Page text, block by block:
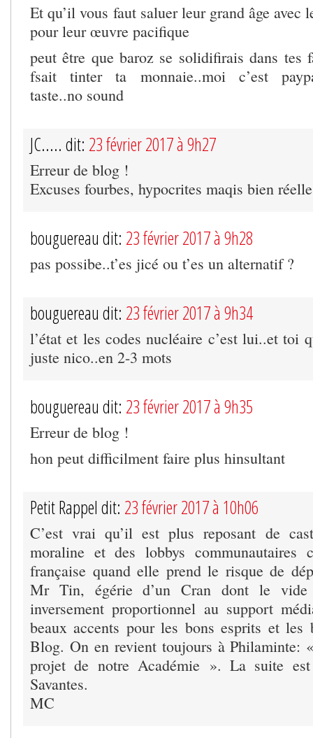
Et qu’il vous faut saluer leur grand âge avec
pour leur œuvre pacifique
peut être que baroz se solidifirais dans tes
fsait tinter ta monnaie..moi c’est
taste..no sound
JC..... dit: 23 février 2017 à 9h27
Erreur de blog !
Excuses fourbes, hypocrites maqis bien
bouguereau dit: 23 février 2017 à 9h28
pas possibe..t’es jicé ou t’es un alternatif ?
bouguereau dit: 23 février 2017 à 9h34
l’état et les codes nucléaire c’est lui..et toi
juste nico..en 2-3 mots
bouguereau dit: 23 février 2017 à 9h35
Erreur de blog !
hon peut difficilment faire plus hinsultant
Petit Rappel dit: 23 février 2017 à 10h06
C’est vrai qu’il est plus reposant de
moraline et des lobbys communautaires
française quand elle prend le risque de
Mr Tin, égérie d’un Cran dont le
inversement proportionnel au support
beaux accents pour les bons esprits et les
Blog. On en revient toujours à Philaminte:
projet de notre Académie ». La suite
Savantes.
MC